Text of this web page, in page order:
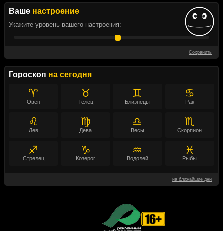
Ваше настроение
Укажите уровень вашего настроения:
Сохранить
Гороскоп на сегодня
♈
Овен
♉
Телец
♊
Близнецы
♋
Рак
♌
Лев
♍
Дева
♎
Весы
♏
Скорпион
♐
Стрелец
♑
Козерог
♒
Водолей
♓
Рыбы
на ближайшие дни